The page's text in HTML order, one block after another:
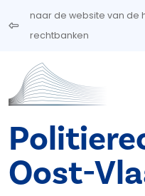
Overslaan en naar de
naar de website van de
rechtbanken
Oost-